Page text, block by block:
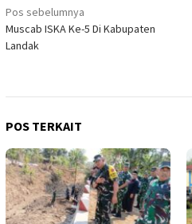
Navigasi
pos
Pos sebelumnya
Muscab ISKA Ke-5 Di Kabupaten
Landak
POS TERKAIT